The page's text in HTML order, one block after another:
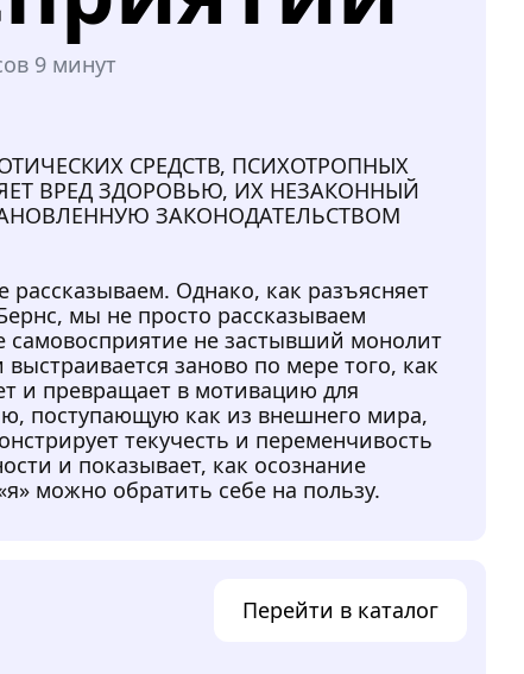
9 минут
СРЕДСТВ, ПСИХОТРОПНЫХ
ВРЕД ЗДОРОВЬЮ, ИХ НЕЗАКОННЫЙ
ЗАКОНОДАТЕЛЬСТВОМ
рассказываем. Однако, как разъясняет
мы не просто рассказываем
не застывший монолит
заново по мере того, как
и превращает в мотивацию для
поступающую как из внешнего мира,
текучесть и переменчивость
и показывает, как осознание
можно обратить себе на пользу.
Перейти в каталог